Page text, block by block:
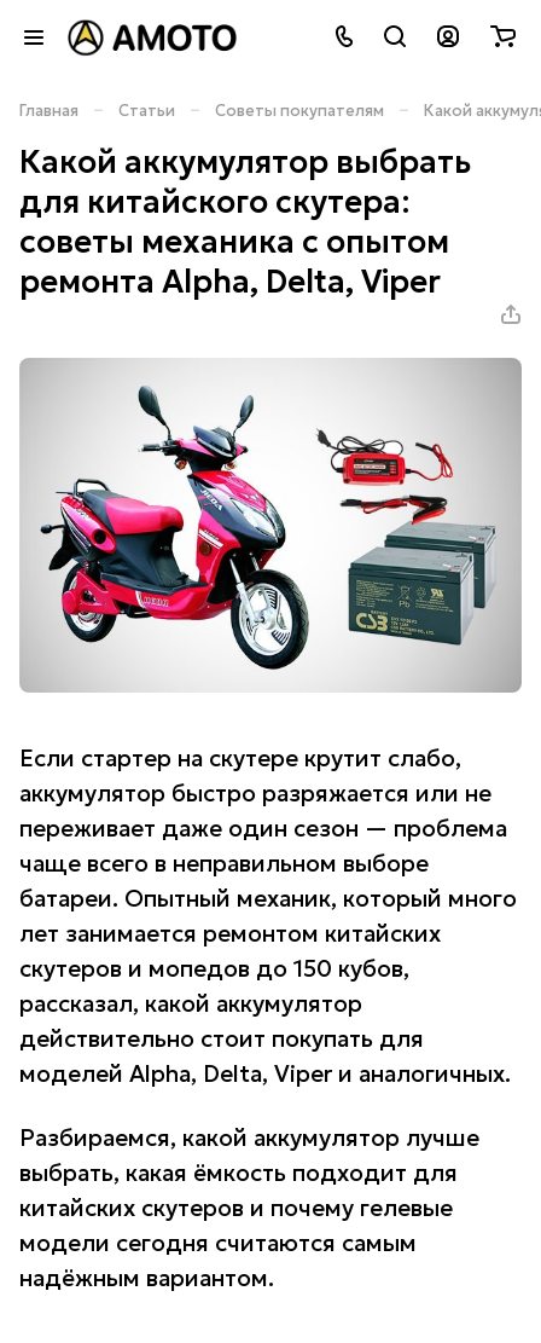
Главная – Статьи – Советы покупателям – Какой
Какой аккумулятор выбрать
для китайского скутера:
советы механика с опытом
ремонта Alpha, Delta, Viper
Если стартер на скутере крутит слабо,
аккумулятор быстро разряжается или не
переживает даже один сезон — проблема
чаще всего в неправильном выборе
батареи. Опытный механик, который много
лет занимается ремонтом китайских
скутеров и мопедов до 150 кубов,
рассказал, какой аккумулятор
действительно стоит покупать для
моделей Alpha, Delta, Viper и аналогичных.
Разбираемся, какой аккумулятор лучше
выбрать, какая ёмкость подходит для
китайских скутеров и почему гелевые
модели сегодня считаются самым
надёжным вариантом.